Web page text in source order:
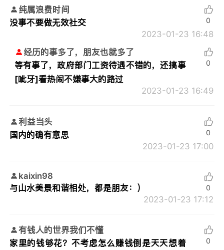
纯属浪费时间
没事不要做无效社交
2023-01-23 16:48
0
经历的事多了，朋友也就多了
等有事了，政府部门工资待遇不错的，还搞事
[呲牙]看热闹不嫌事大的路过
2023-01-23 16:49
0
利益当头
国内的确有意思
2023-01-23 17:00
0
kaixin98
与山水美景和谐相处，都是朋友：）
2023-01-23 17:12
0
有钱人的世界我们不懂
家里的钱够花？不考虑怎么赚钱倒是天天想着
0